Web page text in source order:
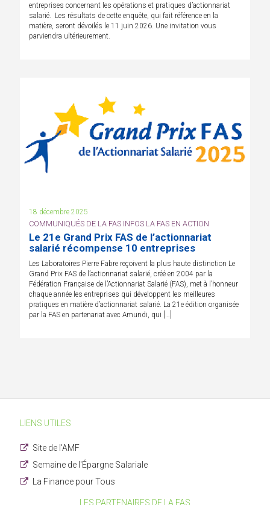
entreprises concernant les opérations et pratiques d’actionnariat
salarié. Les résultats de cette enquête, qui fait référence en la
matière, seront dévoilés le 11 juin 2026. Une invitation vous
parviendra ultérieurement.
18 décembre 2025
COMMUNIQUÉS DE LA FAS INFOS LA FAS EN ACTION
Le 21e Grand Prix FAS de l’actionnariat
salarié récompense 10 entreprises
Les Laboratoires Pierre Fabre reçoivent la plus haute distinction Le
Grand Prix FAS de l’actionnariat salarié, créé en 2004 par la
Fédération Française de l’Actionnariat Salarié (FAS), met à l’honneur
chaque année les entreprises qui développent les meilleures
pratiques en matière d’actionnariat salarié. La 21e édition organisée
par la FAS en partenariat avec Amundi, qui […]
LIENS UTILES
Site de l'AMF
Semaine de l'Épargne Salariale
La Finance pour Tous
LES PARTENAIRES DE LA FAS